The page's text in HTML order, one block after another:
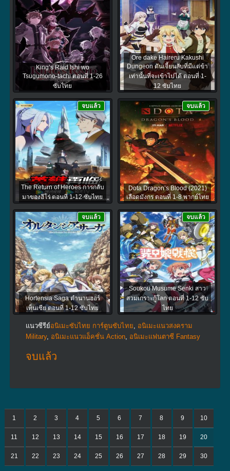
King’s Raid Ishi wo
Tsugumono-tachi ตอนที่ 1-26
ซับไทย
Ore dake Haireru Kakushi
Dungeon ดันเจี้ยนลับที่มีแต่ข้า
เท่านั้นที่จะเข้าไปได้ ตอนที่ 1-
12 ซับไทย
The Return of Heroes การกลับ
มาของฮีโร่ ตอนที่ 1-12 ซับไทย
จบแล้ว
Dota Dragon’s Blood (2021)
เลือดมังกร ตอนที่ 1-8 พากย์ไทย
จบแล้ว
Hortensia Saga ตำนานฮอร์
เท็นเซีย ตอนที่ 1-12 ซับไทย
จบแล้ว
Soukou Musume Senki สาว
สวมเกราะกู้โลก ตอนที่ 1-12 ซับ
ไทย
จบแล้ว
แนวซีรีย์อนิเมะซับไทย การ์ตูนซับไทย, อนิเมะแนวสงคราม
Military, อนิเมะแนวแอ็คชั่น Action, อนิเมะแฟนตาซี Fantasy
จบแล้ว
1 2 3 4 5 6 7 8 9 10
11 12 13 14 15 16 17 18 19 20
21 22 23 24 25 26 27 28 29 30